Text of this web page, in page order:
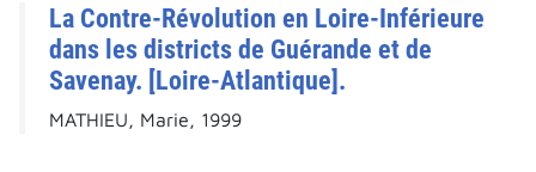
La Contre-Révolution en Loire-Inférieure
dans les districts de Guérande et de
Savenay. [Loire-Atlantique].
MATHIEU, Marie, 1999